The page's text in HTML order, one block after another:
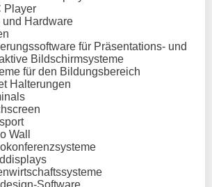
Player
und Hardware
für Präsentations- und
Bildschirmsysteme
für den Bildungsbereich
Halterungen
Wall
Software